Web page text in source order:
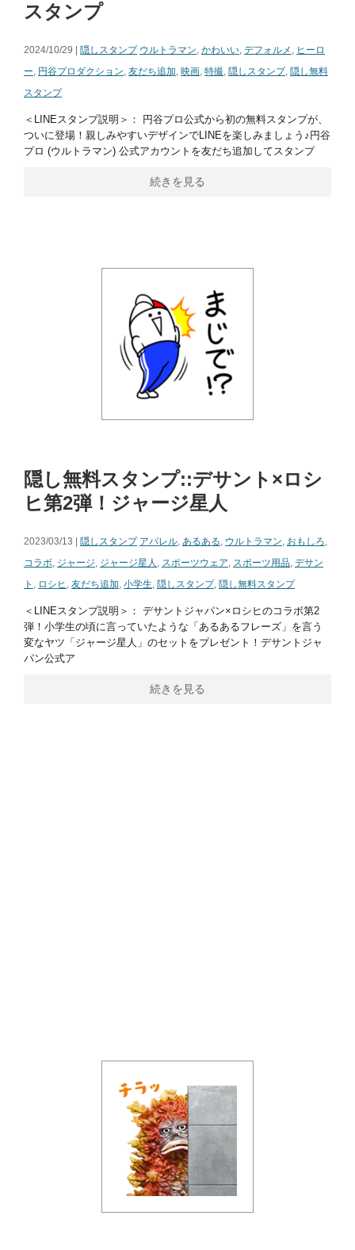
スタンプ
2024/10/29 | 隠しスタンプ ウルトラマン, かわいい, デフォルメ , ヒーロ
ー, 円谷プロダクション, 友だち追加, 映画, 特撮, 隠しスタンプ, 隠し無料
スタンプ
＜LINEスタンプ説明＞： 円谷プロ公式から初の無料スタンプが、
ついに登場！親しみやすいデザインでLINEを楽しみましょう♪円谷
プロ (ウルトラマン) 公式アカウントを友だち追加してスタンプ
続きを見る
隠し無料スタンプ::デサント×ロシ
ヒ第2弾！ジャージ星人
2023/03/13 | 隠しスタンプ アパレル, あるある, ウルトラマン, おもしろ,
コラボ, ジャージ, ジャージ星人 , スポーツウェア, スポーツ用品, デサン
ト , ロシヒ , 友だち追加, 小学生, 隠しスタンプ, 隠し無料スタンプ
＜LINEスタンプ説明＞： デサントジャパン×ロシヒのコラボ第2
弾！小学生の頃に言っていたような「あるあるフレーズ」を言う
変なヤツ「ジャージ星人」のセットをプレゼント！デサントジャ
パン公式ア
続きを見る